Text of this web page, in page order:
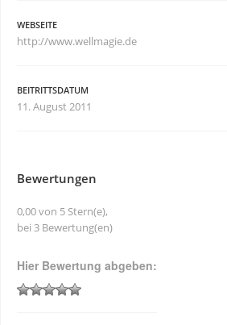
WEBSEITE
http://www.wellmagie.de
BEITRITTSDATUM
11. August 2011
Bewertungen
0,00 von 5 Stern(e),
bei 3 Bewertung(en)
Hier Bewertung abgeben: